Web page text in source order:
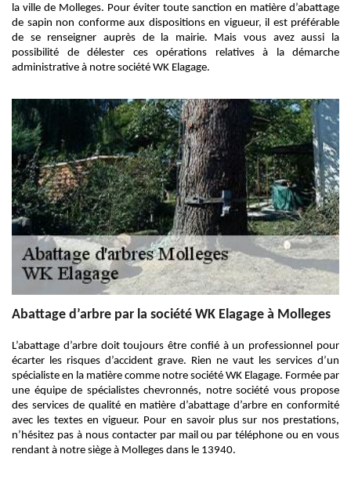
la ville de Molleges. Pour éviter toute sanction en matière d’abattage
de sapin non conforme aux dispositions en vigueur, il est préférable
de se renseigner auprès de la mairie. Mais vous avez aussi la
possibilité de délester ces opérations relatives à la démarche
administrative à notre société WK Elagage.
Abattage d’arbre par la société WK Elagage à Molleges
L’abattage d’arbre doit toujours être confié à un professionnel pour
écarter les risques d’accident grave. Rien ne vaut les services d’un
spécialiste en la matière comme notre société WK Elagage. Formée par
une équipe de spécialistes chevronnés, notre société vous propose
des services de qualité en matière d’abattage d’arbre en conformité
avec les textes en vigueur. Pour en savoir plus sur nos prestations,
n’hésitez pas à nous contacter par mail ou par téléphone ou en vous
rendant à notre siège à Molleges dans le 13940.